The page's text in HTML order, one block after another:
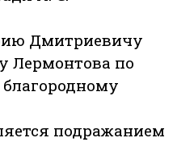
Дмитриевичу
Лермонтова по
подражанием